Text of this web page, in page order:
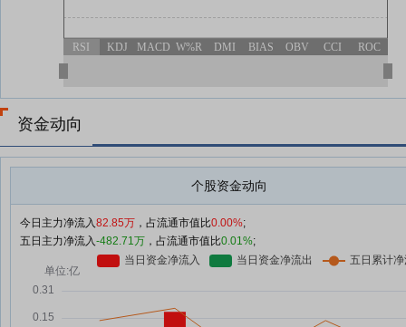
RSI KDJ MACD W%R DMI BIAS OBV CCI ROC
资金动向
个股资金动向
今日主力净流入82.85万 ，占流通市值比0.00%;
五日主力净流入-482.71万 ，占流通市值比0.01%;